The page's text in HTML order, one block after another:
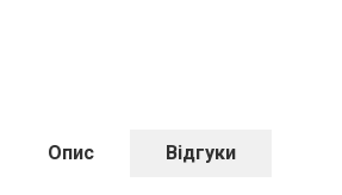
Опис Відгуки